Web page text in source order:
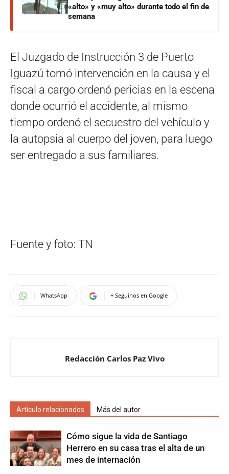
«alto» y «muy alto» durante todo el fin de
semana
El Juzgado de Instrucción 3 de Puerto
Iguazú tomó intervención en la causa y el
fiscal a cargo ordenó pericias en la escena
donde ocurrió el accidente, al mismo
tiempo ordenó el secuestro del vehículo y
la autopsia al cuerpo del joven, para luego
ser entregado a sus familiares.
Fuente y foto: TN
WhatsApp + Seguinos en Google
Redacción Carlos Paz Vivo
Artículo relacionados Más del autor
Cómo sigue la vida de Santiago
Herrero en su casa tras el alta de un
mes de internación